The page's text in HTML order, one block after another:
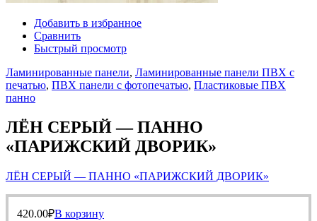
Добавить в избранное
Сравнить
Быстрый просмотр
Ламинированные панели, Ламинированные панели ПВХ с
печатью, ПВХ панели с фотопечатью, Пластиковые ПВХ
панно
ЛЁН СЕРЫЙ — ПАННО
«ПАРИЖСКИЙ ДВОРИК»
ЛЁН СЕРЫЙ — ПАННО «ПАРИЖСКИЙ ДВОРИК»
420.00₽В корзину